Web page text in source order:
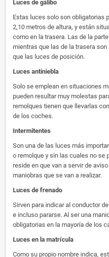
Luces de gálibo
Estas luces solo son obligatorias
2,10 metros de altura, y están
como en la trasera. Las de la
mientras que las de la trasera
que las luces de posición.
Luces antiniebla
Solo se emplean en situaciones
pueden resultar muy molestas
remolques tienen que llevarlas
de los coches.
Intermitentes
Son una de las luces más
o remolque y sin las cuales no se
reside en que van a servir de
maniobras que se van a realizar.
Luces de frenado
Sirven para indicar al conductor
e incluso pararse. Al ser una
obligatorias en la mayoría de los
Luces en la matrícula
Como su propio nombre indica,